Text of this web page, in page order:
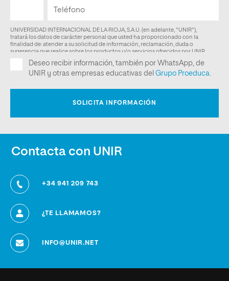
Contacta con UNIR
+34 941 209 743
¿TE LLAMAMOS?
INFO@UNIR.NET